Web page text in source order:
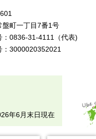
盤町一丁目7番1号
：0836-31-4111（代表)
：3000020352021
年6月末日現在